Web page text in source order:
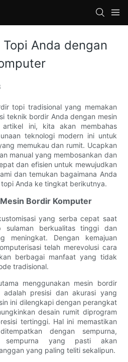
Anda dengan
topi tradisional yang memakan
teknik bordir Anda dengan mesin
ini, kita akan membahas
teknologi modern ini untuk
memukau dan rumit. Ucapkan
manual yang membosankan dan
dan efisien untuk mewujudkan
dan temukan bagaimana Anda
Anda ke tingkat berikutnya.
Bordir Komputer
yang serba cepat saat
sulaman berkualitas tinggi dan
meningkat. Dengan kemajuan
telah merevolusi cara
berbagai manfaat yang tidak
tradisional.
menggunakan mesin bordir
adalah presisi dan akurasi yang
ini dilengkapi dengan perangkat
desain rumit diprogram
tertinggi. Hal ini memastikan
dengan sempurna,
sempurna yang pasti akan
yang paling teliti sekalipun.